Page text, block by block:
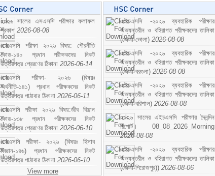
২০২৬ সালের এসএসসি পরীক্ষার ফলাফল
প্রকাশ 2026-08-08
এসএসসি পরীক্ষা ২০২৬ বিষয়: পৌরনীতি
কোড-১৪০ প্রধান পরীক্ষকদের নিকট
উত্তরপত্র প্রেরণের ঠিকানা 2026-06-14
এসএসসি পরীক্ষা- ২০২৬ (বিষয়ঃ
অর্থনীতি-১৪১) প্রধান পরীক্ষকদের নিকট
উত্তরপত্র পাঠাবার ঠিকানা 2026-06-11
এসএসসি পরীক্ষা ২০২৬ বিষয়:জীব বিঞ্জান
কোড-১৩৮ প্রধান পরীক্ষকদের নিকট
উত্তরপত্র প্রেরণের ঠিকানা 2026-06-10
এসএসসি পরীক্ষা- ২০২৬ (বিষয়ঃ হিসাব
বিজ্ঞান-১৪৬) প্রধান পরীক্ষকদের নিকট
উত্তরপত্র পাঠাবার ঠিকানা 2026-06-10
View more
এইচএসসি -২০২৬ ব্যবহারিক পরীক্ষার
অভ্যন্তরীন ও বহিরাগত পরীক্ষকদের তালিকা
(জেলা-ভোলা) 2026-08-08
এইচএসসি -২০২৬ ব্যবহারিক পরীক্ষার
অভ্যন্তরীন ও বহিরাগত পরীক্ষকদের তালিকা
(জেলা-বরগুনা) 2026-08-08
এইচএসসি -২০২৬ ব্যবহারিক পরীক্ষার
অভ্যন্তরীন ও বহিরাগত পরীক্ষকদের তালিকা
(জেলা-বরিশাল) 2026-08-08
২০২৬ সালের এইচএসসি পরীক্ষার দৈনন্দিন
রিপোর্ট। 08_08_2026_Morning
2026-08-08
এইচএসসি -২০২৬ ব্যবহারিক পরীক্ষার
অভ্যন্তরীন ও বহিরাগত পরীক্ষকদের তালিকা
(জেলা-পিরোজপুর)) 2026-08-06